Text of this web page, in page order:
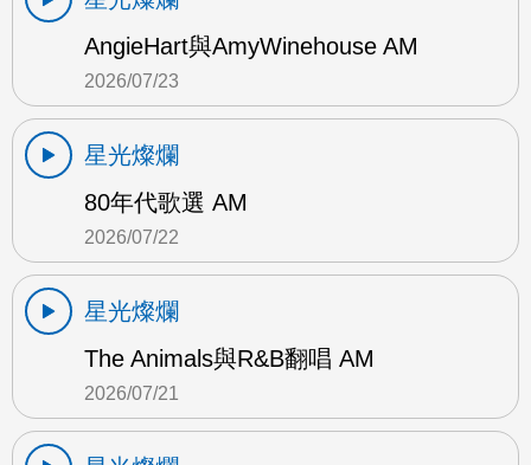
AngieHart與AmyWinehouse AM
2026/07/23
星光燦爛
80年代歌選 AM
2026/07/22
星光燦爛
The Animals與R&B翻唱 AM
2026/07/21